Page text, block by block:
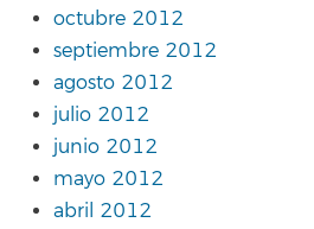
octubre 2012
septiembre 2012
agosto 2012
julio 2012
junio 2012
mayo 2012
abril 2012